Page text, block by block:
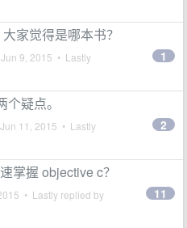
家觉得是哪本书？
Jun 9, 2015 • Lastly
1
疑点。
Jun 11, 2015 • Lastly
2
掌握 objective c？
• Lastly replied by 11